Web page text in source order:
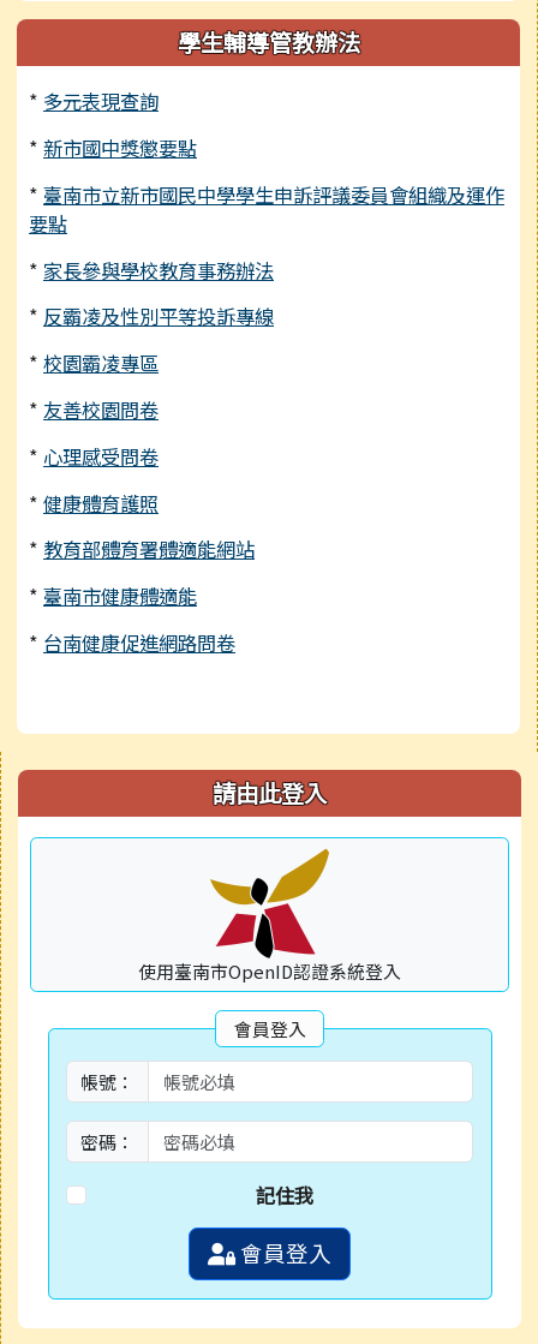
學生輔導管教辦法
* 多元表現查詢
* 新市國中獎懲要點
* 臺南市立新市國民中學學生申訴評議委員會組織及運作
要點
* 家長參與學校教育事務辦法
* 反霸凌及性別平等投訴專線
* 校園霸凌專區
* 友善校園問卷
* 心理感受問卷
* 健康體育護照
* 教育部體育署體適能網站
* 臺南市健康體適能
* 台南健康促進網路問卷
右邊區域內容 請由此登入
使用臺南市OpenID認證系統登入
會員登入
帳號：
密碼：
記住我
會員登入